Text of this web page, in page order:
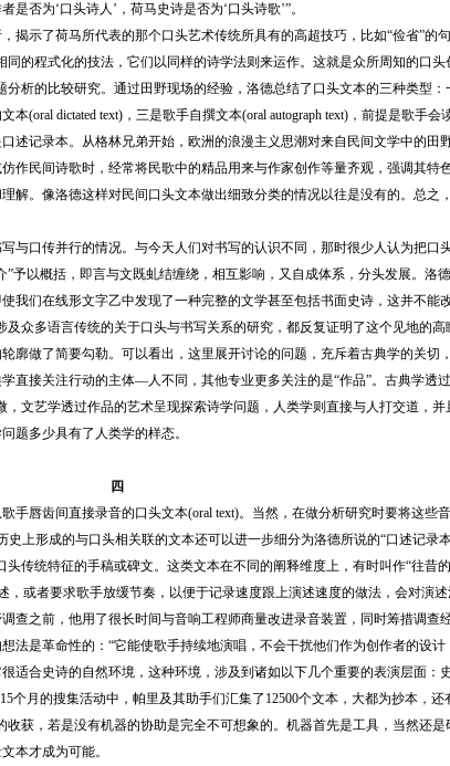
否为‘口头诗人’，荷马史诗是否为‘口头诗歌’”。
示了荷马所代表的那个口头艺术传统所具有的高超技巧，比如“俭省”的
的程式化的技法，它们以同样的诗学法则来运作。这就是众所周知的口头
析的比较研究。通过田野现场的经验，洛德总结了口头文本的三种类型：
(oral dictated text)，三是歌手自撰文本(oral autograph text)，前提是歌手会
述记录本。从格林兄弟开始，欧洲的浪漫主义思潮对来自民间文学中的田
作民间诗歌时，经常将民歌中的精品用来与作家创作等量齐观，强调其特
解。像洛德这样对民间口头文本做出细致分类的情况以往是没有的。总之
口传并行的情况。与今天人们对书写的认识不同，那时很少人认为把口
予以概括，即言与文既虬结缠绕，相互影响，又自成体系，分头发展。洛
我们在线形文字乙中发现了一种完整的文学甚至包括书面史诗，这并不能
众多语言传统的关于口头与书写关系的研究，都反复证明了这个见地的高
做了简要勾勒。可以看出，这里展开讨论的问题，充斥着古典学的关切
直接关注行动的主体—人不同，其他专业更多关注的是“作品”。古典学透
文艺学透过作品的艺术呈现探索诗学问题，人类学则直接与人打交道，并
题多少具有了人类学的样态。
四
唇齿间直接录音的口头文本(oral text)。当然，在做分析研究时要将这些
史上形成的与口头相关联的文本还可以进一步细分为洛德所说的“口述记录
传统特征的手稿或碑文。这类文本在不同的阐释维度上，有时叫作“往昔的
，或者要求歌手放缓节奏，以便于记录速度跟上演述速度的做法，会对演
查之前，他用了很长时间与音响工程师商量改进录音装置，同时筹措调查
法是革命性的：“它能使歌手持续地演唱，不会干扰他们作为创作者的设计
适合史诗的自然环境，这种环境，涉及到诸如以下几个重要的表演层面：
个月的搜集活动中，帕里及其助手们汇集了12500个文本，大都为抄本，还
收获，若是没有机器的协助是完全不可想象的。机器首先是工具，当然还是
本才成为可能。